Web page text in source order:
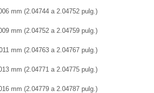
mm (2.04744 a 2.04752 pulg.)
mm (2.04752 a 2.04759 pulg.)
mm (2.04763 a 2.04767 pulg.)
mm (2.04771 a 2.04775 pulg.)
mm (2.04779 a 2.04787 pulg.)